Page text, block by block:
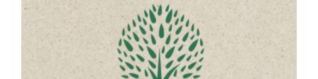
grösseres
Bild